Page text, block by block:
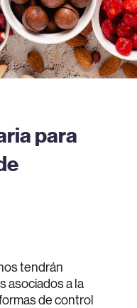
para
tendrán
asociados a la
de control